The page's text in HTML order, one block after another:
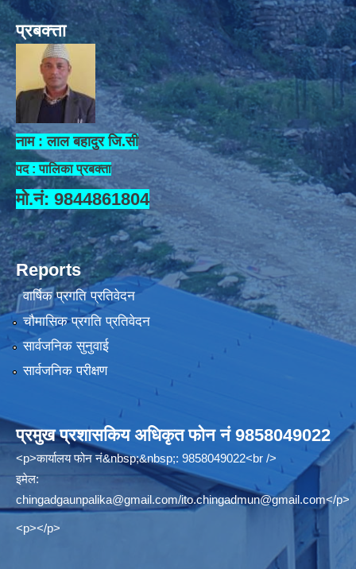
प्रबक्त्ता
नाम : लाल बहादुर जि.सी
पद : पालिका प्रबक्ता
मो.नं: 9844861804
Reports
वार्षिक प्रगति प्रतिवेदन
चौमासिक प्रगति प्रतिवेदन
सार्वजनिक सुनुवाई
सार्वजनिक परीक्षण
प्रमुख प्रशासकिय अधिकृत फोन नं 9858049022
<p>कार्यालय फोन नं&nbsp;&nbsp;: 9858049022<br />
इमेल:
chingadgaunpalika@gmail.com/ito.chingadmun@gmail.com</p>
<p></p>